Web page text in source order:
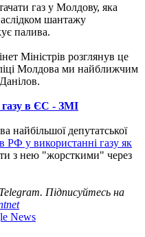
газ у Молдову, яка
шантажу
палива.
Міністрів розглянув це
Молдова ми найближчим
в ЄС - ЗМІ
найбільшої депутатської
РФ у використанні газу як
з нею "жорсткими" через
Підписуйтесь на
News